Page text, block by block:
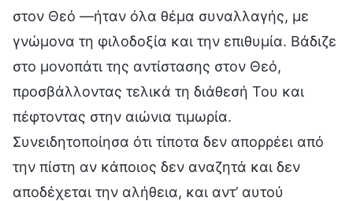
στον Θεό —ήταν όλα θέμα συναλλαγής, με
γνώμονα τη φιλοδοξία και την επιθυμία. Βάδιζε
στο μονοπάτι της αντίστασης στον Θεό,
προσβάλλοντας τελικά τη διάθεσή Του και
πέφτοντας στην αιώνια τιμωρία.
Συνειδητοποίησα ότι τίποτα δεν απορρέει από
την πίστη αν κάποιος δεν αναζητά και δεν
αποδέχεται την αλήθεια, και αντ’ αυτού